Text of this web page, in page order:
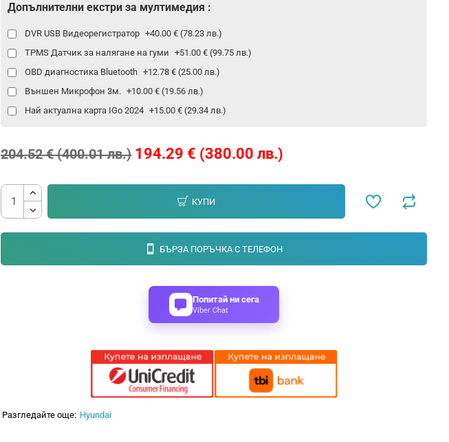
194.29 € (380.00 лв.)
204.52 € (400.01 лв.)
Допълнителни екстри за мултимедия :
DVR USB Видеорегистратор +40.00 € (78.23 лв.)
TPMS Датчик за налягане на гуми +51.00 € (99.75 лв.)
OBD диагностика Bluetooth +12.78 € (25.00 лв.)
Външен Микрофон 3м. +10.00 € (19.56 лв.)
Най актуална карта IGo 2024 +15.00 € (29.34 лв.)
КУПИ
БЪРЗА ПОРЪЧКА С ТЕЛЕФОН
Попитай ни сега
Viber Chat
Разгледайте още: Hyundai